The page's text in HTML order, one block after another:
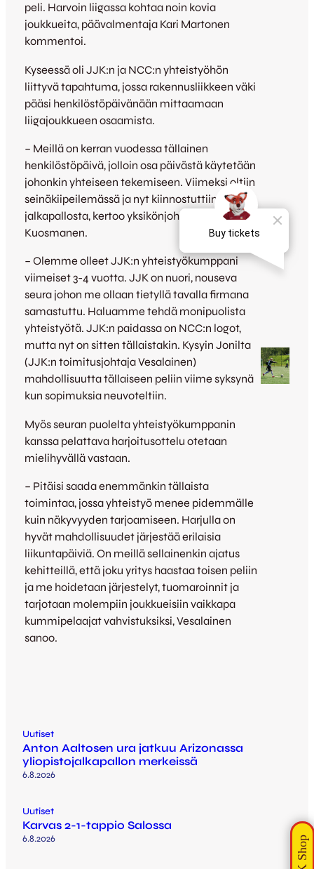
peli. Harvoin liigassa kohtaa noin kovia
joukkueita, päävalmentaja Kari Martonen
kommentoi.
Kyseessä oli JJK:n ja NCC:n yhteistyöhön
liittyvä tapahtuma, jossa rakennusliikkeen väki
pääsi henkilöstöpäivänään mittaamaan
liigajoukkueen osaamista.
– Meillä on kerran vuodessa tällainen
henkilöstöpäivä, jolloin osa päivästä käytetään
johonkin yhteiseen tekemiseen. Viimeksi oltiin
seinäkiipeilemässä ja nyt kiinnostuttiin
jalkapallosta, kertoo yksikönjohtaja Jari
Kuosmanen.
– Olemme olleet JJK:n yhteistyökumppani
viimeiset 3-4 vuotta. JJK on nuori, nouseva
seura johon me ollaan tietyllä tavalla firmana
samastuttu. Haluamme tehdä monipuolista
yhteistyötä. JJK:n paidassa on NCC:n logot,
mutta nyt on sitten tällaistakin. Kysyin Jonilta
(JJK:n toimitusjohtaja Vesalainen)
mahdollisuutta tällaiseen peliin viime syksynä
kun sopimuksia neuvoteltiin.
Myös seuran puolelta yhteistyökumppanin
kanssa pelattava harjoitusottelu otetaan
mielihyvällä vastaan.
– Pitäisi saada enemmänkin tällaista
toimintaa, jossa yhteistyö menee pidemmälle
kuin näkyvyyden tarjoamiseen. Harjulla on
hyvät mahdollisuudet järjestää erilaisia
liikuntapäiviä. On meillä sellainenkin ajatus
kehitteillä, että joku yritys haastaa toisen peliin
ja me hoidetaan järjestelyt, tuomaroinnit ja
tarjotaan molempiin joukkueisiin vaikkapa
kummipelaajat vahvistuksiksi, Vesalainen
sanoo.
Uutiset
Anton Aaltosen ura jatkuu Arizonassa
yliopistojalkapallon merkeissä
6.8.2026
Uutiset
Karvas 2-1-tappio Salossa
6.8.2026